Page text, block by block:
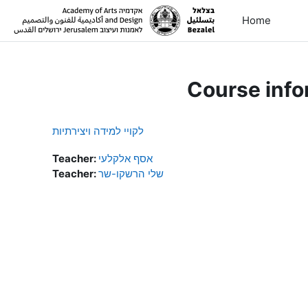
Skip to main content
Home
Course
לקויי למידה ויצירתיות
Teacher: אסף אלקלעי
Teacher:שלי הרשקו-שר